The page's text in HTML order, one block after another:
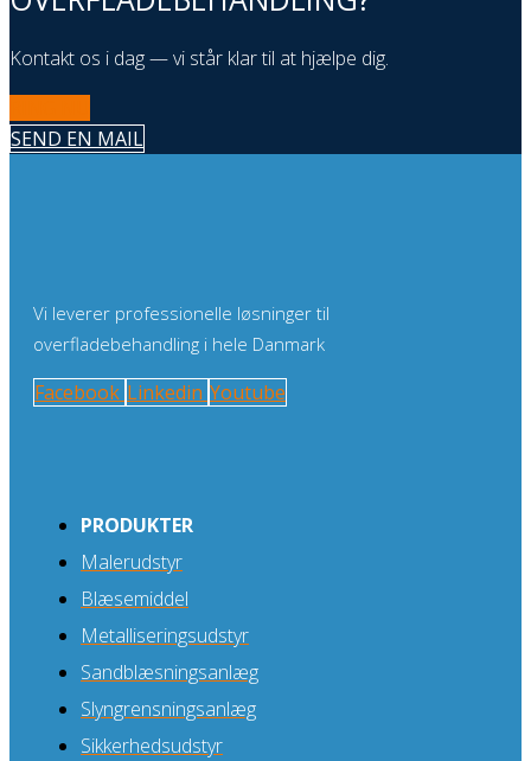
Kontakt os i dag — vi står klar til at hjælpe dig.
SEND EN MAIL
Vi leverer professionelle løsninger til
overfladebehandling i hele Danmark
Facebook Linkedin Youtube
PRODUKTER
Malerudstyr
Blæsemiddel
Metalliseringsudstyr
Sandblæsningsanlæg
Slyngrensningsanlæg
Sikkerhedsudstyr